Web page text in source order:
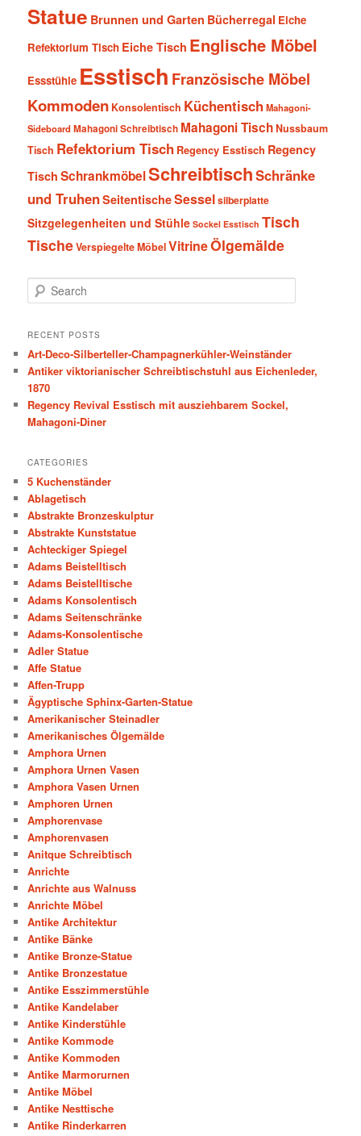
Statue Brunnen und Garten Bücherregal Eiche
Refektorium Tisch Eiche Tisch Englische Möbel
Essstühle Esstisch Französische Möbel
Kommoden Konsolentisch Küchentisch Mahagoni-
SideboardMahagoni Schreibtisch Mahagoni TischNussbaum
Tisch Refektorium Tisch Regency Esstisch Regency
Tisch SchrankmöbelSchreibtischSchränke
und TruhenSeitentischeSesselsilberplatte
Sitzgelegenheiten und Stühle Sockel Esstisch Tisch
TischeVerspiegelte MöbelVitrineÖlgemälde
e
r
h
RECENT POSTS
Art-Deco-Silberteller-Champagnerkühler-Weinständer
Antiker viktorianischer Schreibtischstuhl aus Eichenleder,
1870
Regency Revival Esstisch mit ausziehbarem Sockel,
Mahagoni-Diner
CATEGORIES
5 Kuchenständer
Ablagetisch
Abstrakte Bronzeskulptur
Abstrakte Kunststatue
Achteckiger Spiegel
Adams Beistelltisch
Adams Beistelltische
Adams Konsolentisch
Adams Seitenschränke
Adams-Konsolentische
Adler Statue
Affe Statue
Affen-Trupp
Ägyptische Sphinx-Garten-Statue
Amerikanischer Steinadler
Amerikanisches Ölgemälde
Amphora Urnen
Amphora Urnen Vasen
Amphora Vasen Urnen
Amphoren Urnen
Amphorenvase
Amphorenvasen
Anitque Schreibtisch
Anrichte
Anrichte aus Walnuss
Anrichte Möbel
Antike Architektur
Antike Bänke
Antike Bronze-Statue
Antike Bronzestatue
Antike Esszimmerstühle
Antike Kandelaber
Antike Kinderstühle
Antike Kommode
Antike Kommoden
Antike Marmorurnen
Antike Möbel
Antike Nesttische
Antike Rinderkarren